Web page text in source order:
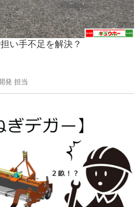
採用情報
更新履歴
製品紹介ブログ
い手不足を解決？
発 担当